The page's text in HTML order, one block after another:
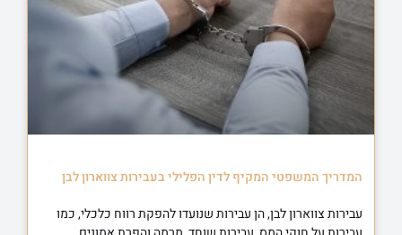
המדריך המשפטי המקיף לדין הפלילי בעבירות צווארון לבן
עבירות צווארון לבן, הן עבירות שנועדו להפקת רווח כלכלי, כמו